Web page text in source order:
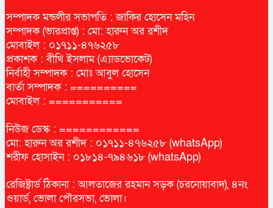
সম্পাদক মন্ডলীর সভাপতি : জাকির হোসেন মহিন
সম্পাদক (ভারপ্রাপ্ত) : মো: হারুন অর রশীদ
মোবাইল : ০১৭১১-৪৭৬২৫৮
প্রকাশক : বীথি ইসলাম (এ্যাডভোকেট)
নির্বাহী সম্পাদক : মোঃ আবুল হোসেন
বার্তা সম্পাদক : ==========
মোবাইল : ===========
নিউজ ডেস্ক : ============
মো: হারুন অর রশীদ : ০১৭১১-৪৭৬২৫৮ (whatsApp)
শরীফ হোসাইন : ০১৮১৪-৭৯৪৬১৮ (whatsApp)
রেজিষ্ট্রার্ড ঠিকানা : আলতাজের রহমান সড়ক (চরনোয়াবাদ), ৪নং
ওয়ার্ড, ভোলা পৌরসভা, ভোলা।